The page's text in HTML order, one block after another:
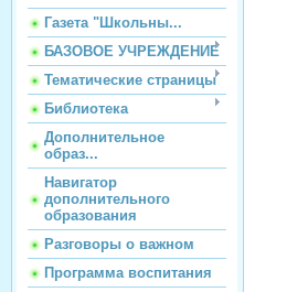
Газета "Школьны...
БАЗОВОЕ УЧРЕЖДЕНИЕ
Тематические страницы
Библиотека
Дополнительное
образ...
Навигатор
дополнительного
образования
Разговоры о важном
Программа воспитания